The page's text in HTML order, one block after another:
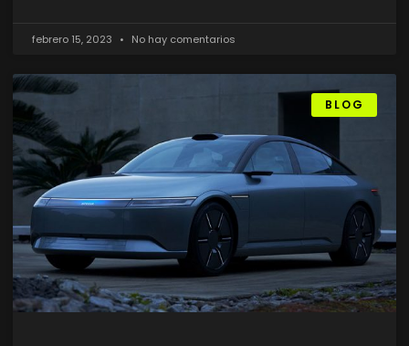
febrero 15, 2023 No hay comentarios
BLOG